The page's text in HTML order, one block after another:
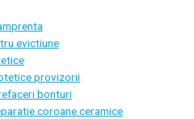
evictiune
provizorii
bonturi
coroane ceramice